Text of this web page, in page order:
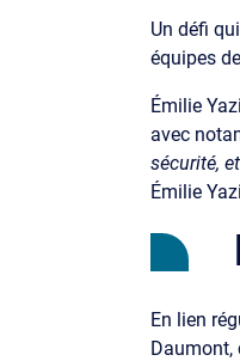
Un défi
équipes
Émilie
avec
sécurité,
Émilie
En lien
Daumont,